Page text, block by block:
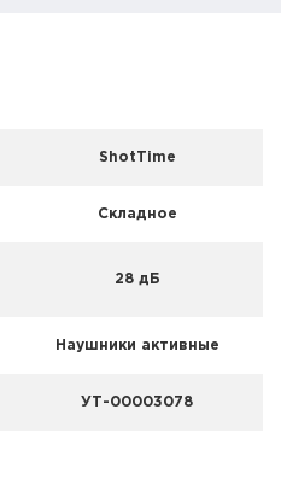
сейфы
ShotTime
Складное
28 дБ
Наушники активные
УТ-00003078